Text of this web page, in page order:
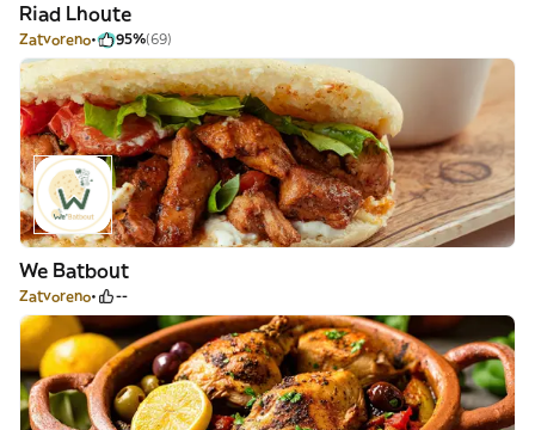
Riad Lhoute
Zatvoreno 95%(69)
We Batbout
Zatvoreno --